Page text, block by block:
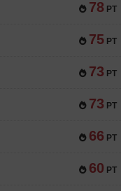
78 PT
75 PT
73 PT
73 PT
66 PT
60 PT